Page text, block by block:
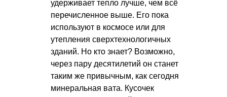
удерживает тепло лучше, чем всё
перечисленное выше. Его пока
используют в космосе или для
утепления сверхтехнологичных
зданий. Но кто знает? Возможно,
через пару десятилетий он станет
таким же привычным, как сегодня
минеральная вата. Кусочек